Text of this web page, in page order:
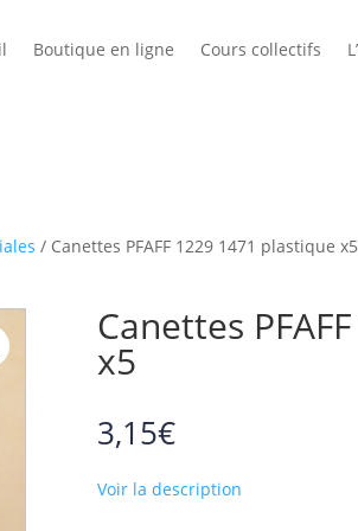
Boutique en ligne Cours collectifs
/ Canettes PFAFF 1229 1471 plastique x5
Canettes
x5
3,15€
Voir la description